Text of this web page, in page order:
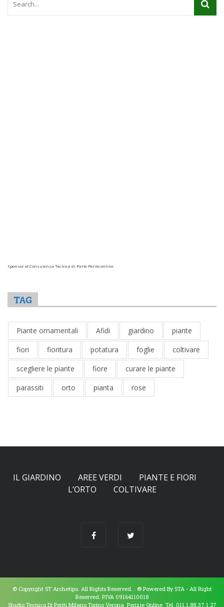
Sponsor of Consulenza Tecnica di Parte Perito online
TAG
Piante ornamentali Afidi giardino
piante
fiori
fioritura potatura foglie
coltivare
scegliere le piante
fiore
curare le piante
parassiti
orto pianta rose
IL GIARDINO AREE VERDI
PIANTE E FIORI
L’ORTO
COLTIVARE
© Copyright ST Archetipo. All Rights Reserved. . ® Powered BySTA- All Right
Reserved. P.IVA 09164110018
Studio Tecnico Di Periti Milano Torino Verona Perizie Online Tel. 011.1.88.37.1.27